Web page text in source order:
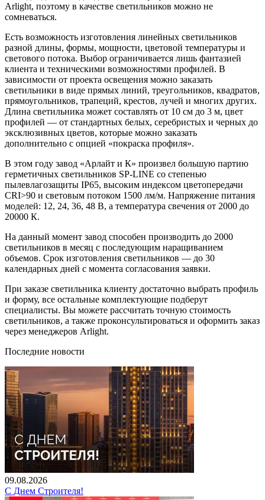
Arlight, поэтому в качестве светильников можно не
сомневаться.
Есть возможность изготовления линейных светильников
разной длины, формы, мощности, цветовой температуры и
светового потока. Выбор ограничивается лишь фантазией
клиента и техническими возможностями профилей. В
зависимости от проекта освещения можно заказать
светильники в виде прямых линий, треугольников, квадратов,
прямоугольников, трапеций, крестов, лучей и многих других.
Длина светильника может составлять от 10 см до 3 м, цвет
профилей — от стандартных белых, серебристых и черных до
эксклюзивных цветов, которые можно заказать
дополнительно с опцией «покраска профиля».
В этом году завод «Арлайт и К» произвел большую партию
герметичных светильников SP-LINE со степенью
пылевлагозащиты IP65, высоким индексом цветопередачи
CRI>90 и световым потоком 1500 лм/м. Напряжение питания
моделей: 12, 24, 36, 48 В, а температура свечения от 2000 до
20000 К.
На данный момент завод способен производить до 2000
светильников в месяц с последующим наращиванием
объемов. Срок изготовления светильников — до 30
календарных дней с момента согласования заявки.
При заказе светильника клиенту достаточно выбрать профиль
и форму, все остальные комплектующие подберут
специалисты. Вы можете рассчитать точную стоимость
светильников, а также проконсультироваться и оформить заказ
через менеджеров Arlight.
Последние новости
09.08.2026
С Днем Строителя!